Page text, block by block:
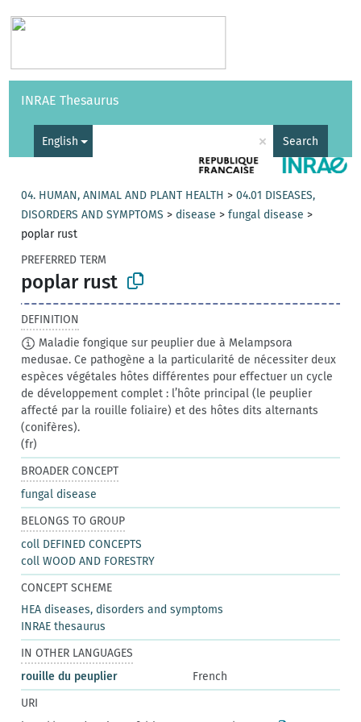
Vocabularies API
INRAE Thesaurus
English × Search
04. HUMAN, ANIMAL AND PLANT HEALTH >04.01 DISEASES,
DISORDERS AND SYMPTOMS > disease >fungal disease >
poplar rust
PREFERRED TERM
poplar rust
DEFINITION
Maladie fongique sur peuplier due à Melampsora
medusae. Ce pathogène a la particularité de nécessiter deux
espèces végétales hôtes différentes pour effectuer un cycle
de développement complet : l’hôte principal (le peuplier
affecté par la rouille foliaire) et des hôtes dits alternants
(conifères).
(fr)
BROADER CONCEPT
fungal disease
BELONGS TO GROUP
coll DEFINED CONCEPTS
coll WOOD AND FORESTRY
CONCEPT SCHEME
HEA diseases, disorders and symptoms
INRAE thesaurus
IN OTHER LANGUAGES
rouille du peuplier
French
URI